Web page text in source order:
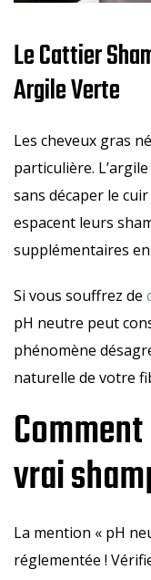
Le Cattier
Argile Verte
Les cheveux gras
particulière.
sans décaper le
espacent leurs
supplémentaires
Si vous souffrez de
pH neutre peut
phénomène
naturelle de votre
vrai
La mention « pH
réglementée !